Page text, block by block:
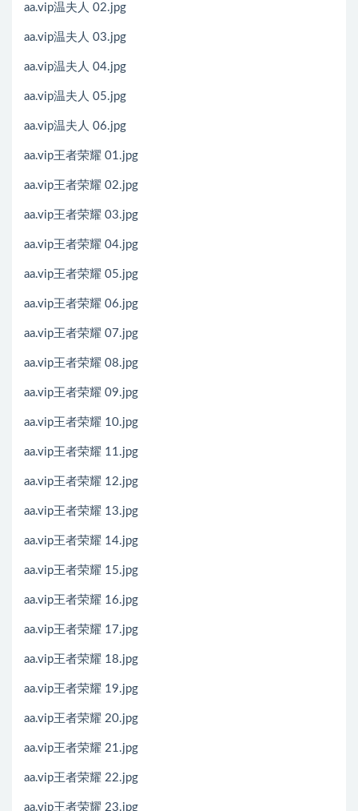
aa.vip温夫人 02.jpg
aa.vip温夫人 03.jpg
aa.vip温夫人 04.jpg
aa.vip温夫人 05.jpg
aa.vip温夫人 06.jpg
aa.vip王者荣耀 01.jpg
aa.vip王者荣耀 02.jpg
aa.vip王者荣耀 03.jpg
aa.vip王者荣耀 04.jpg
aa.vip王者荣耀 05.jpg
aa.vip王者荣耀 06.jpg
aa.vip王者荣耀 07.jpg
aa.vip王者荣耀 08.jpg
aa.vip王者荣耀 09.jpg
aa.vip王者荣耀 10.jpg
aa.vip王者荣耀 11.jpg
aa.vip王者荣耀 12.jpg
aa.vip王者荣耀 13.jpg
aa.vip王者荣耀 14.jpg
aa.vip王者荣耀 15.jpg
aa.vip王者荣耀 16.jpg
aa.vip王者荣耀 17.jpg
aa.vip王者荣耀 18.jpg
aa.vip王者荣耀 19.jpg
aa.vip王者荣耀 20.jpg
aa.vip王者荣耀 21.jpg
aa.vip王者荣耀 22.jpg
aa.vip王者荣耀 23.jpg